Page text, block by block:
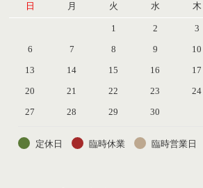
日 月 火 水 木
1 2 3
6
7 8 9 10
13
14 15 16 17
20
21 22 23 24
27
28 29 30
定休日 臨時休業 臨時営業日